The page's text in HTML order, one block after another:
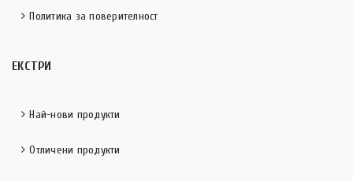
Политика за поверителност
ЕКСТРИ
Най-нови продукти
Отличени продукти